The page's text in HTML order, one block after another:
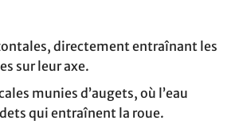
directement entraînant les
sur leur axe.
munies d’augets, où l’eau
qui entraînent la roue.